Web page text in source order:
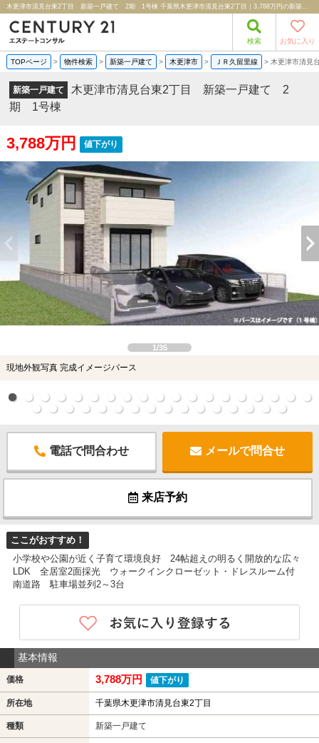
木更津市清見台東2丁目 新築一戸建て 2期 1号棟 千葉県木更津市清見台東2丁目｜3,788万円の新築一戸建て｜分譲住宅や新築物件｜株式会社エステートコンサル
検索 お気に入り
TOPページ > 物件検索 > 新築一戸建て > 木更津市 > ＪＲ久留里線 > 木更津市清
新築一戸建て
木更津市清見台東2丁目 新築一戸建て 2
期 1号棟
3,788万円 値下がり
1/35
現地外観写真 完成イメージパース
電話で問合わせ メールで問合せ
来店予約
ここがおすすめ！
小学校や公園が近く子育て環境良好 24帖超えの明るく開放的な広々
LDK 全居室2面採光 ウォークインクローゼット・ドレスルーム付
南道路 駐車場並列2～3台
基本情報
価格 3,788万円 値下がり
所在地 千葉県木更津市清見台東2丁目
種類 新築一戸建て